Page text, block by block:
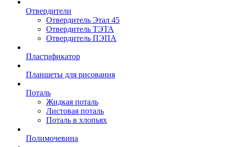
Отвердители
Отвердитель Этал 45
Отвердитель ТЭТА
Отвердитель ПЭПА
Пластификатор
Планшеты для рисования
Поталь
Жидкая поталь
Листовая поталь
Поталь в хлопьях
Полимочевина